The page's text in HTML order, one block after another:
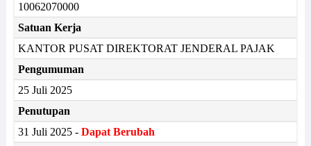
10062070000
Satuan Kerja
KANTOR PUSAT DIREKTORAT JENDERAL PAJAK
Pengumuman
25 Juli 2025
Penutupan
31 Juli 2025 - Dapat Berubah